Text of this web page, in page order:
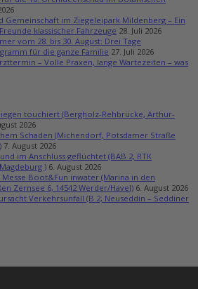
Gemeinschaft im Ziegeleipark Mildenberg – Ein
klassischer Fahrzeuge 28. Juli 2026
vom 28. bis 30. August: Drei Tage
für die ganze Familie 27. Juli 2026
– Volle Praxen, lange Wartezeiten – was
touchiert (Bergholz-Rehbrücke, Arthur-
2026
Schaden (Michendorf, Potsdamer Straße
7. August 2026
im Anschluss geflüchtet (BAB 2, RTK
) 6. August 2026
Boot&Fun inwater (Marina in den
Zernsee 6, 14542 Werder/Havel) 6. August 2026
Verkehrsunfall (B 2, Neuseddin – Seddiner